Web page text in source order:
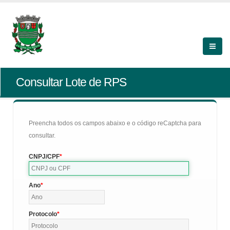
Consultar Lote de RPS
Preencha todos os campos abaixo e o código reCaptcha para
consultar.
CNPJ/CPF
Ano
Protocolo